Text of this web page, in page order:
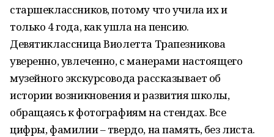
старшеклассников, потому что учила их и
только 4 года, как ушла на пенсию.
Девятиклассница Виолетта Трапезникова
уверенно, увлеченно, с манерами настоящего
музейного экскурсовода рассказывает об
истории возникновения и развития школы,
обращаясь к фотографиям на стендах. Все
цифры, фамилии – твердо, на память, без листа.